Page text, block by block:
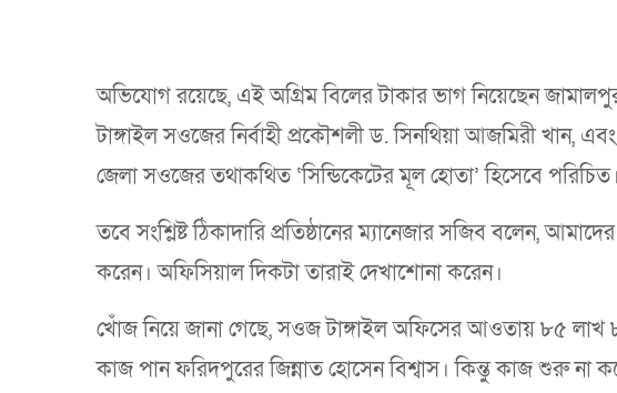
অভিযোগ রয়েছে, এই অগ্রিম বিলের টাকার ভাগ নিয়েছেন
টাঙ্গাইল সওজের নির্বাহী প্রকৌশলী ড. সিনথিয়া আজমিরী খান,
জেলা সওজের তথাকথিত ‘সিন্ডিকেটের মূল হোতা’ হিসেবে পরিচিত।
তবে সংশ্লিষ্ট ঠিকাদারি প্রতিষ্ঠানের ম্যানেজার সজিব বলেন,
করেন। অফিসিয়াল দিকটা তারাই দেখাশোনা করেন।
খোঁজ নিয়ে জানা গেছে, সওজ টাঙ্গাইল অফিসের আওতায় ৮৫ লাখ
কাজ পান ফরিদপুরের জিন্নাত হোসেন বিশ্বাস। কিন্তু কাজ শুরু